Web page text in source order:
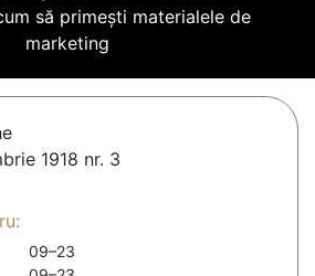
să primești materialele de
marketing
1918 nr. 3
09–23